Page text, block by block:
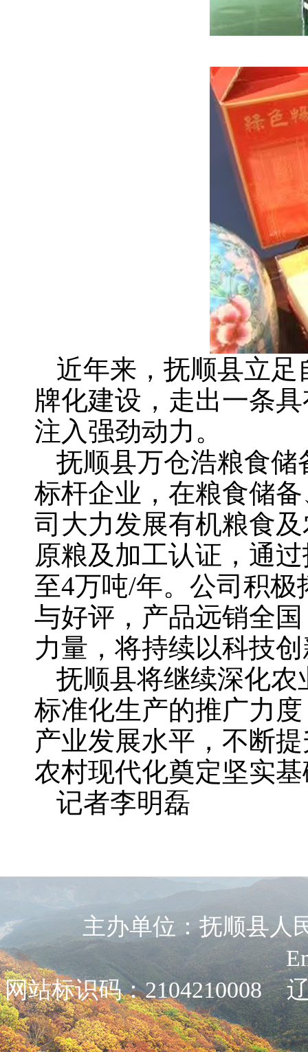
近年来，抚顺县立
牌化建设，走出一条
注入强劲动力。
抚顺县万仓浩粮食
标杆企业，在粮食储
司大力发展有机粮食
原粮及加工认证，通
至4万吨/年。公司积
与好评，产品远销全
力量，将持续以科技
抚顺县将继续深化
标准化生产的推广力
产业发展水平，不断
农村现代化奠定坚实
记者李明磊
主办单位：抚顺县
网站标识码：2104210008